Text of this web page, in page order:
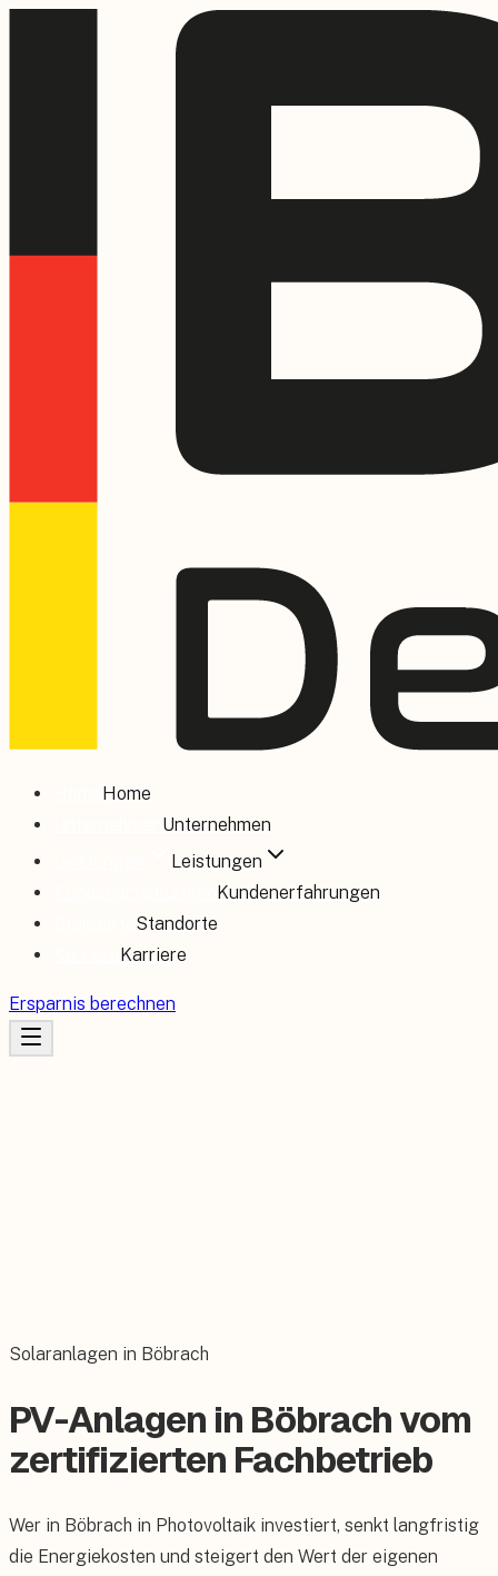
Home
Unternehmen
Leistungen
Kundenerfahrungen
Standorte
Karriere
Ersparnis berechnen
Solaranlagen in Böbrach
PV-Anlagen in Böbrach vom
zertifizierten Fachbetrieb
Wer in Böbrach in Photovoltaik investiert, senkt langfristig
die Energiekosten und steigert den Wert der eigenen